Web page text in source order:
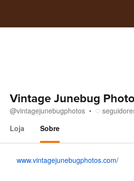
Vintage Junebug
@vintagejunebugphotos
Loja
Sobre
www.vintagejunebugphotos.com/